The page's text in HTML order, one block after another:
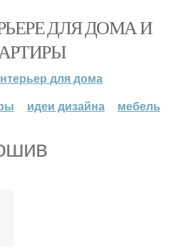
ДЛЯ ДОМА И
для дома
идеи дизайна мебель